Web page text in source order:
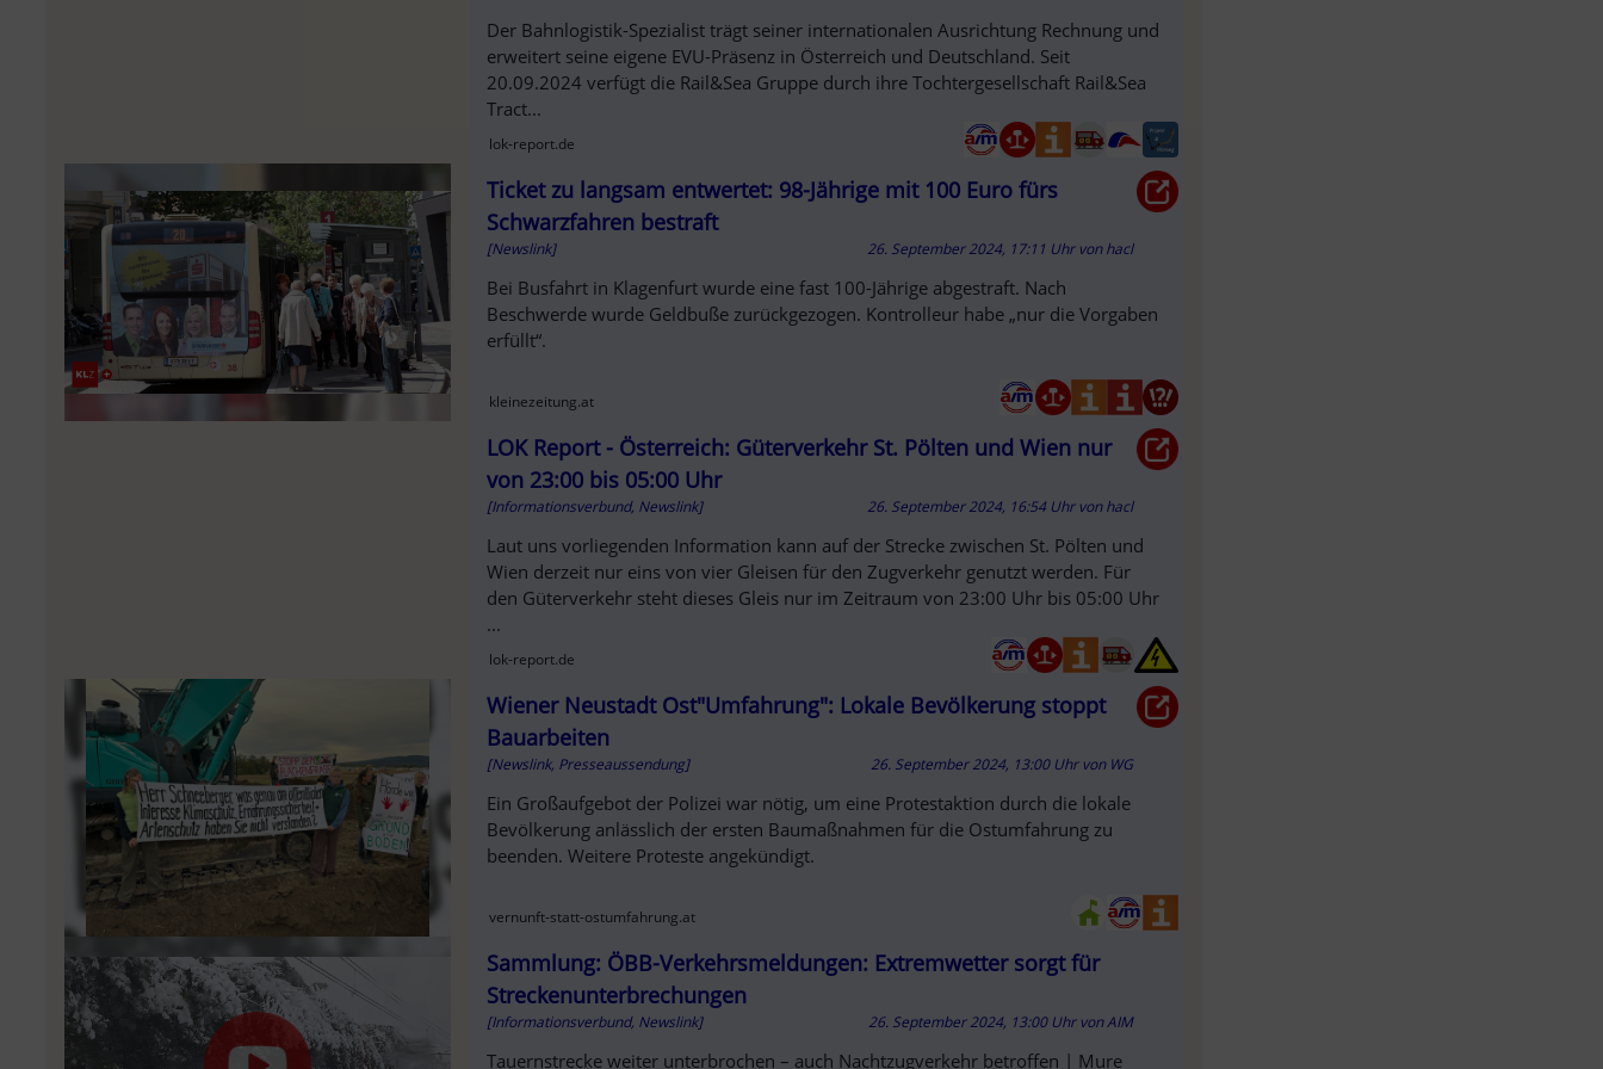
Der Bahnlogistik-Spezialist trägt seiner internationalen Ausrichtung Rechnung und
erweitert seine eigene EVU-Präsenz in Österreich und Deutschland. Seit
20.09.2024 verfügt die Rail&Sea Gruppe durch ihre Tochtergesellschaft Rail&Sea
Tract...
lok-report.de
Ticket zu langsam entwertet: 98-Jährige mit 100 Euro fürs
Schwarzfahren bestraft
[Newslink] 26. September 2024, 17:11 Uhr vonhacl
Bei Busfahrt in Klagenfurt wurde eine fast 100-Jährige abgestraft. Nach
Beschwerde wurde Geldbuße zurückgezogen. Kontrolleur habe „nur die Vorgaben
erfüllt“.
kleinezeitung.at
LOK Report - Österreich: Güterverkehr St. Pölten und Wien nur
von 23:00 bis 05:00 Uhr
[Informationsverbund, Newslink] 26. September 2024, 16:54 Uhr vonhacl
Laut uns vorliegenden Information kann auf der Strecke zwischen St. Pölten und
Wien derzeit nur eins von vier Gleisen für den Zugverkehr genutzt werden. Für
den Güterverkehr steht dieses Gleis nur im Zeitraum von 23:00 Uhr bis 05:00 Uhr
...
lok-report.de
Wiener Neustadt Ost"Umfahrung": Lokale Bevölkerung stoppt
Bauarbeiten
[Newslink, Presseaussendung] 26. September 2024, 13:00 Uhr von WG
Ein Großaufgebot der Polizei war nötig, um eine Protestaktion durch die lokale
Bevölkerung anlässlich der ersten Baumaßnahmen für die Ostumfahrung zu
beenden. Weitere Proteste angekündigt.
vernunft-statt-ostumfahrung.at
Sammlung: ÖBB-Verkehrsmeldungen: Extremwetter sorgt für
Streckenunterbrechungen
[Informationsverbund, Newslink] 26. September 2024, 13:00 Uhr vonAIM
Tauernstrecke weiter unterbrochen – auch Nachtzugverkehr betroffen | Mure